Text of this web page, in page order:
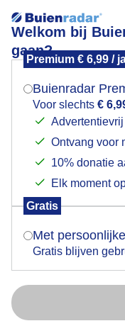
Welkom bij
gaan?
Premium € 6,99 /
Buienradar
Voor slechts €
Ontvang voor
10% donatie
Elk moment
Gratis
Met
Gratis blijven
Windsurfen
Windsurfen op het
Mogen we je
Indien je hier nog
verschijnt er zo
Is
Nu